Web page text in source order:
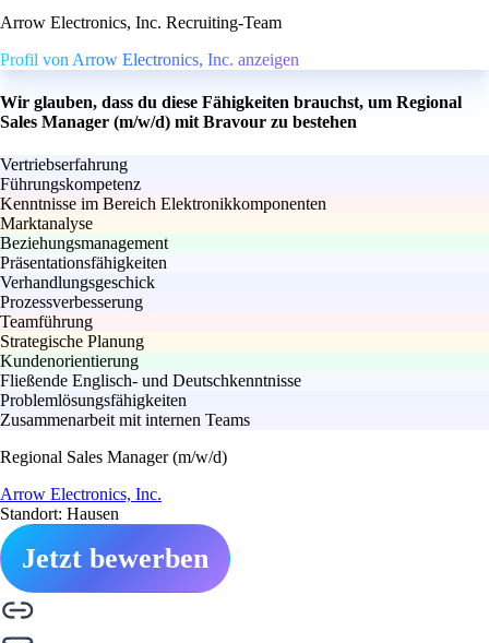
Arrow Electronics, Inc. Recruiting-Team
Profil von Arrow Electronics, Inc. anzeigen
Wir glauben, dass du diese Fähigkeiten brauchst, um Regional
Sales Manager (m/w/d) mit Bravour zu bestehen
Vertriebserfahrung
Führungskompetenz
Kenntnisse im Bereich Elektronikkomponenten
Marktanalyse
Beziehungsmanagement
Präsentationsfähigkeiten
Verhandlungsgeschick
Prozessverbesserung
Teamführung
Strategische Planung
Kundenorientierung
Fließende Englisch- und Deutschkenntnisse
Problemlösungsfähigkeiten
Zusammenarbeit mit internen Teams
Regional Sales Manager (m/w/d)
Arrow Electronics, Inc.
Standort: Hausen
Jetzt bewerben